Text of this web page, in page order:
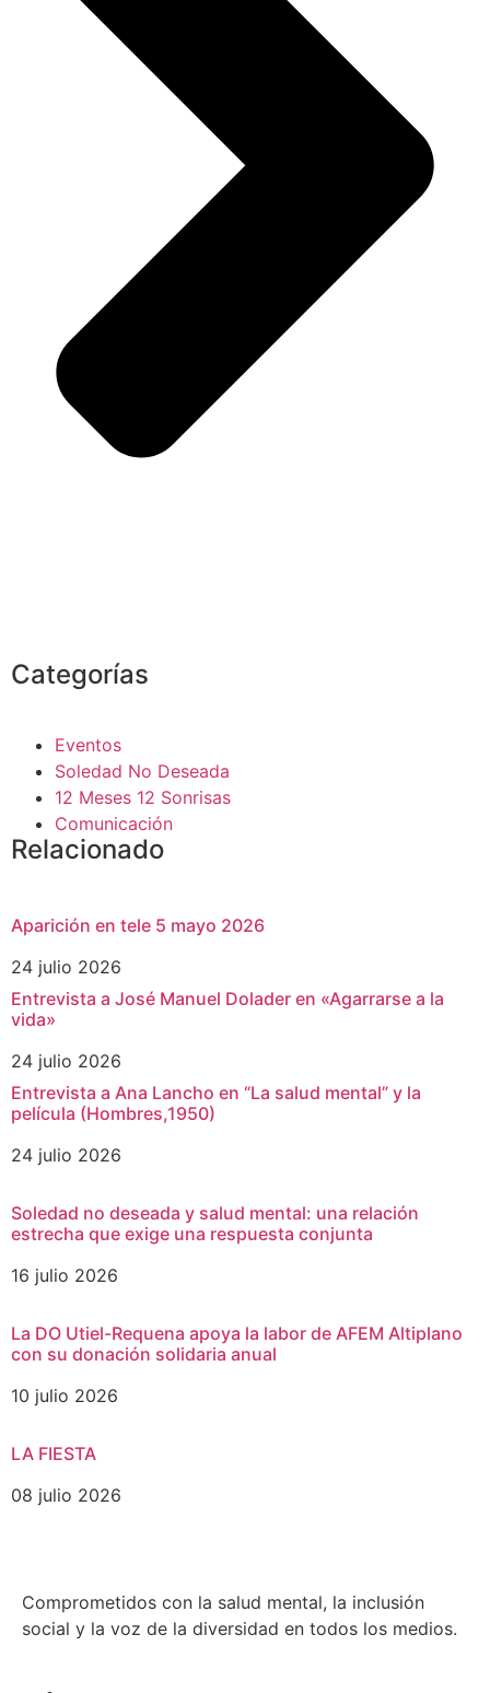
Categorías
Eventos
Soledad No Deseada
12 Meses 12 Sonrisas
Comunicación
Relacionado
Aparición en tele 5 mayo 2026
24 julio 2026
Entrevista a José Manuel Dolader en «Agarrarse a la
vida»
24 julio 2026
Entrevista a Ana Lancho en “La salud mental” y la
película (Hombres,1950)
24 julio 2026
Soledad no deseada y salud mental: una relación
estrecha que exige una respuesta conjunta
16 julio 2026
La DO Utiel-Requena apoya la labor de AFEM Altiplano
con su donación solidaria anual
10 julio 2026
LA FIESTA
08 julio 2026
Comprometidos con la salud mental, la inclusión
social y la voz de la diversidad en todos los medios.